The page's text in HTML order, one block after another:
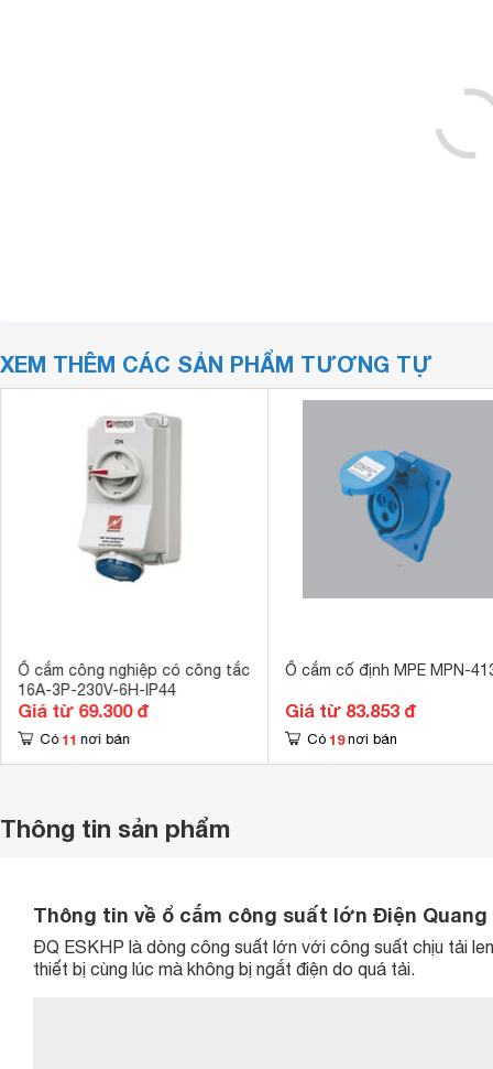
XEM THÊM CÁC SẢN PHẨM TƯƠNG TỰ
Ổ cắm công nghiệp có công tắc
16A-3P-230V-6H-IP44
Giá từ 69.300 đ
Có 11 nơi bán
Ổ cắm cố định MPE MPN-
Giá từ 83.853 đ
Có 19 nơi bán
Thông tin sản phẩm
Thông tin về ổ cắm công suất lớn Điện Quang
ĐQ ESKHP là dòng công suất lớn với công suất chịu tải
thiết bị cùng lúc mà không bị ngắt điện do quá tải.